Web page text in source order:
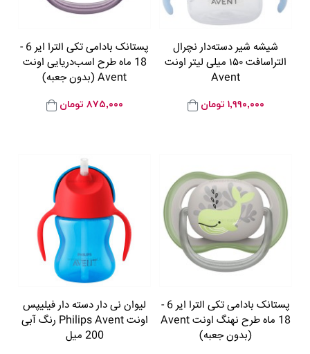
شیشه شیر دسته‌دار نچرال
التراسافت ۱۵۰ میلی‌ لیتر اونت
Avent
۱,۹۹۰,۰۰۰ تومان
پستانک بادامی تکی الترا ایر 6 -
18 ماه طرح اسب‌دریایی اونت
Avent (بدون جعبه)
۸۷۵,۰۰۰ تومان
پستانک بادامی تکی الترا ایر 6 -
18 ماه طرح نهنگ اونت Avent
(بدون جعبه)
لیوان نی دار دسته دار فیلیپس
اونت Philips Avent رنگ آبی
200 میل